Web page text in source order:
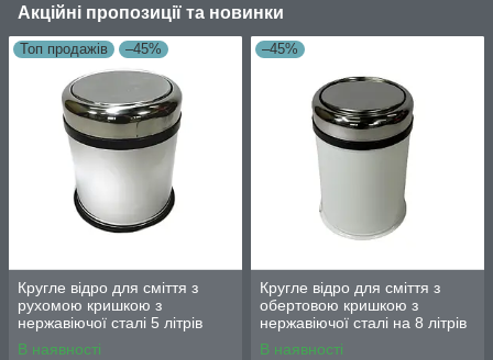
Акційні пропозиції та новинки
Топ продажів –45%
Кругле відро для сміття з
рухомою кришкою з
нержавіючої сталі 5 літрів
В наявності
–45%
Кругле відро для сміття з
обертовою кришкою з
нержавіючої сталі на 8 літрів
білого кольору
В наявності